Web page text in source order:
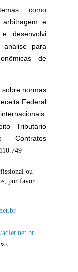
como
arbitragem e
e desenvolvi
para
de
sobre normas
Federal
Tributário
Contratos
ou
por favor
adler.net.br